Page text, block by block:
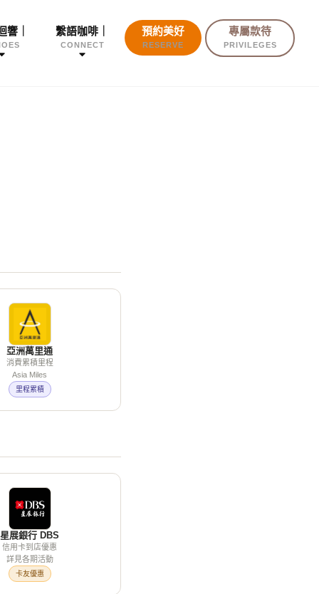
響｜ 繫語咖啡｜
CONNECT
預約美好
RESERVE
專屬款待
PRIVILEGES
亞洲萬里通
消費累積里程
Asia Miles
里程累積
星展銀行 DBS
信用卡到店優惠
詳見各期活動
卡友優惠